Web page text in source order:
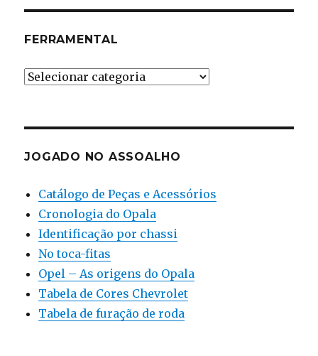
FERRAMENTAL
Ferramental
JOGADO NO ASSOALHO
Catálogo de Peças e Acessórios
Cronologia do Opala
Identificação por chassi
No toca-fitas
Opel – As origens do Opala
Tabela de Cores Chevrolet
Tabela de furação de roda